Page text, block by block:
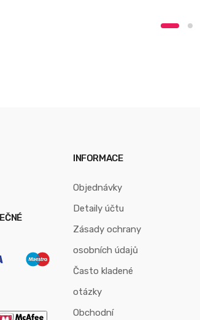
INFORMACE
Objednávky
Detaily účtu
Zásady ochrany
osobních údajů
Často kladené
otázky
Obchodní